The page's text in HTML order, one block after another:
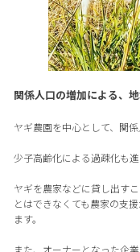
関係人口の増加による、
ヤギ農園を中心として、関
少子高齢化による過疎化も進
ヤギを農家などに貸し出す
とはできなくても農家の支
ます。
また、オーナーとなった企